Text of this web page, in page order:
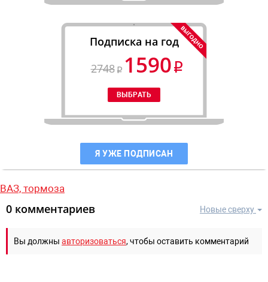
Подписка на год
2748
1590
Я УЖЕ ПОДПИСАН
ВАЗ, тормоза
Новые сверху
0 комментариев
Вы должны авторизоваться, чтобы оставить комментарий